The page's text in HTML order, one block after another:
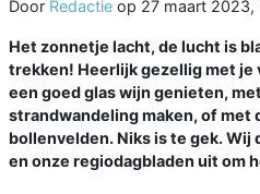
Door Redactie op 27 maart 2023,
Het zonnetje lacht, de lucht is
trekken! Heerlijk gezellig met je
een goed glas wijn genieten,
strandwandeling maken, of met
bollenvelden. Niks is te gek. Wij
en onze regiodagbladen uit om